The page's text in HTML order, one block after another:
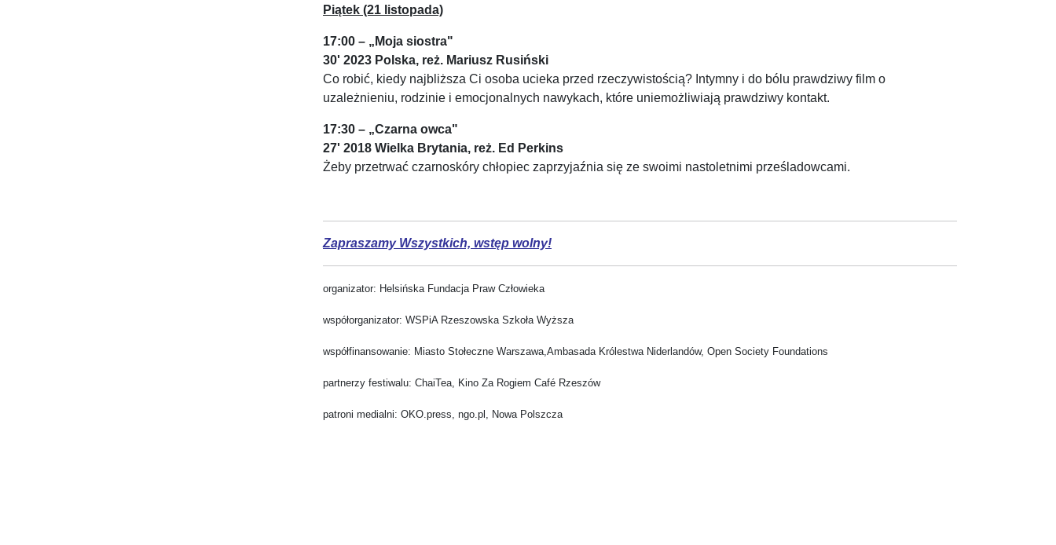
Piątek (21 listopada)
17:00 – „Moja siostra"
30' 2023 Polska, reż. Mariusz Rusiński
Co robić, kiedy najbliższa Ci osoba ucieka przed rzeczywistością? Intymny i do bólu prawdziwy film o
uzależnieniu, rodzinie i emocjonalnych nawykach, które uniemożliwiają prawdziwy kontakt.
17:30 – „Czarna owca"
27' 2018 Wielka Brytania, reż. Ed Perkins
Żeby przetrwać czarnoskóry chłopiec zaprzyjaźnia się ze swoimi nastoletnimi prześladowcami.
Zapraszamy Wszystkich, wstęp wolny!
organizator: Helsińska Fundacja Praw Człowieka
współorganizator: WSPiA Rzeszowska Szkoła Wyższa
współfinansowanie: Miasto Stołeczne Warszawa,Ambasada Królestwa Niderlandów, Open Society Foundations
partnerzy festiwalu: ChaiTea, Kino Za Rogiem Café Rzeszów
patroni medialni: OKO.press, ngo.pl, Nowa Polszcza